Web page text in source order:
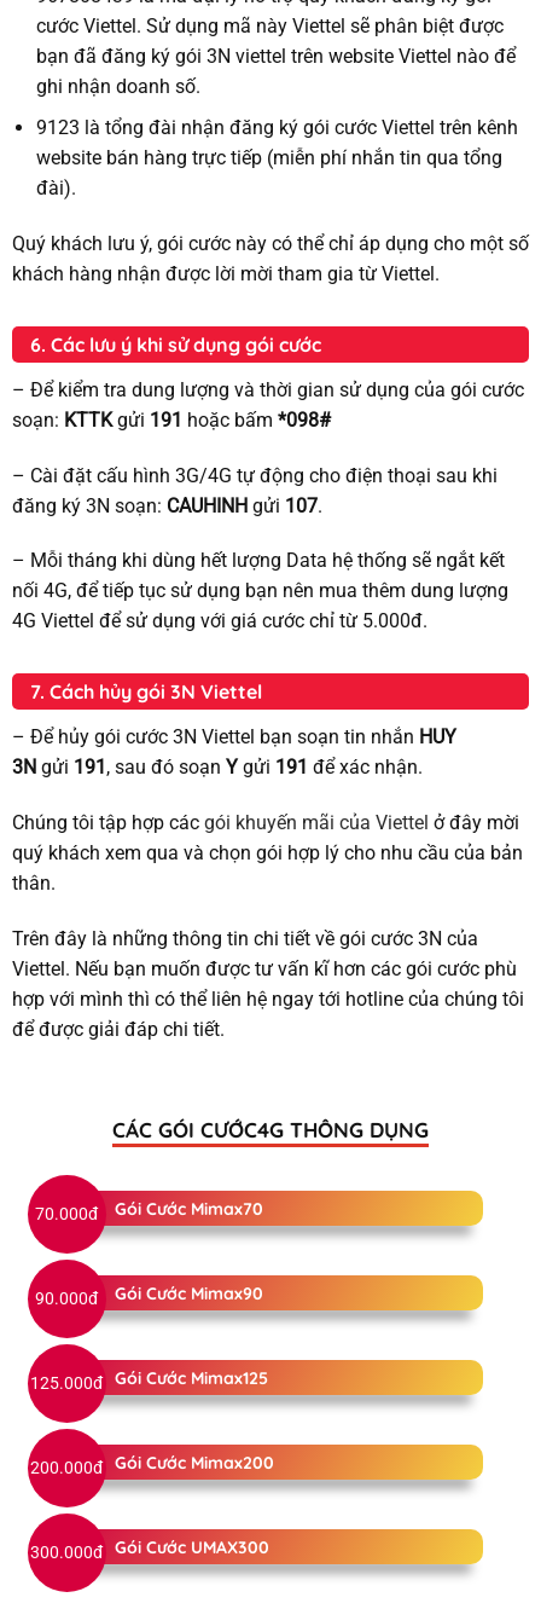
cước Viettel. Sử dụng mã này Viettel sẽ phân biệt được
bạn đã đăng ký gói 3N viettel trên website Viettel nào để
ghi nhận doanh số.
9123 là tổng đài nhận đăng ký gói cước Viettel trên kênh
website bán hàng trực tiếp (miễn phí nhắn tin qua tổng
đài).
Quý khách lưu ý, gói cước này có thể chỉ áp dụng cho một số
khách hàng nhận được lời mời tham gia từ Viettel.
6. Các lưu ý khi sử dụng gói cước
– Để kiểm tra dung lượng và thời gian sử dụng của gói cước
soạn: KTTKgửi 191 hoặc bấm *098#
– Cài đặt cấu hình 3G/4G tự động cho điện thoại sau khi
đăng ký 3N soạn: CAUHINHgửi 107.
– Mỗi tháng khi dùng hết lượng Data hệ thống sẽ ngắt kết
nối 4G, để tiếp tục sử dụng bạn nên mua thêm dung lượng
4G Viettel để sử dụng với giá cước chỉ từ 5.000đ.
7. Cách hủy gói 3N Viettel
– Để hủy gói cước 3N Viettel bạn soạn tin nhắn HUY
3N gửi 191 , sau đó soạn Ygửi 191 để xác nhận.
Chúng tôi tập hợp các gói khuyến mãi của Viettel ở đây mời
quý khách xem qua và chọn gói hợp lý cho nhu cầu của bản
thân.
Trên đây là những thông tin chi tiết về gói cước 3N của
Viettel. Nếu bạn muốn được tư vấn kĩ hơn các gói cước phù
hợp với mình thì có thể liên hệ ngay tới hotline của chúng tôi
để được giải đáp chi tiết.
CÁC GÓI CƯỚC4G THÔNG DỤNG
70.000đ Gói Cước Mimax70
90.000đ Gói Cước Mimax90
125.000đ Gói Cước Mimax125
200.000đ Gói Cước Mimax200
300.000đ Gói Cước UMAX300